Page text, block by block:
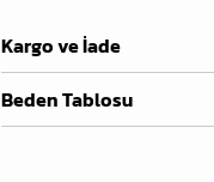
Kargo ve İade
Beden Tablosu